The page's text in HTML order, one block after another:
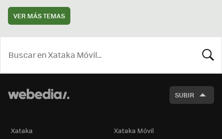
VER MÁS TEMAS
SUBIR
Xataka Xataka Móvil